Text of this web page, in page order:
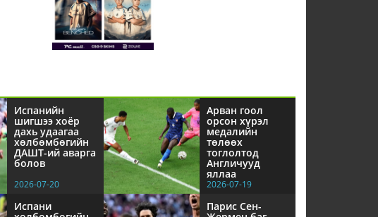
Испанийн
шигшээ хоёр
дахь удаагаа
хөлбөмбөгийн
ДАШТ-ий аварга
болов
2026-07-20
Арван гоол
орсон хүрэл
медалийн
төлөөх
тоглолтод
Англичууд
яллаа
2026-07-19
Испани Парис Сен-